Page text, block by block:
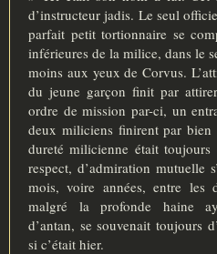
d’instructeur jadis. Le seul
parfait petit tortionnaire se
inférieures de la milice, dans le
moins aux yeux de Corvus.
du jeune garçon finit par
ordre de mission par-ci, un
deux miliciens finirent par bien
dureté milicienne était
respect, d’admiration mutuelle
mois, voire années, entre les
malgré la profonde haine
d’antan, se souvenait toujours
si c’était hier.